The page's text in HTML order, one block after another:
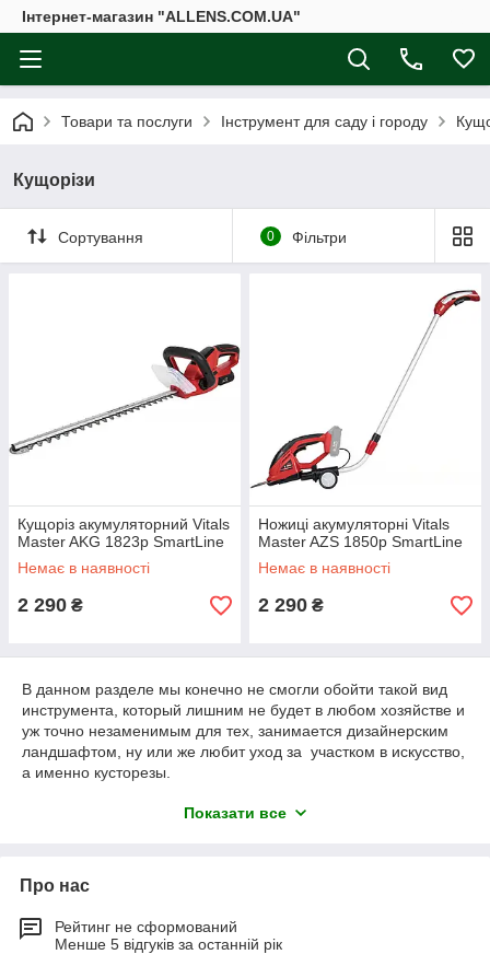
Інтернет-магазин "ALLENS.COM.UA"
Товари та послуги Інструмент для саду і городу
Кущорізи
Сортування 0 Фільтри
Кущоріз акумуляторний Vitals
Master AKG 1823p SmartLine
Немає в наявності
2 290 ₴
Ножиці акумуляторні Vitals
Master AZS 1850p SmartLine
Немає в наявності
2 290 ₴
В данном разделе мы конечно не смогли обойти такой вид
инструмента, который лишним не будет в любом хозяйстве и
уж точно незаменимым для тех, занимается дизайнерским
ландшафтом, ну или же любит уход за участком в искусство,
а именно кусторезы.
форму кустовым культурам за очень короткий промежуток
того, что благодаря кусторезам вы сможете с легкостью
Хотілося б також відзначити, що у нас ви зможете вибрати і
придбати кущорізи від таких виробників як Foresta і Sadko.
Показати все
Про нас
Рейтинг не сформований
Менше 5 відгуків за останній рік